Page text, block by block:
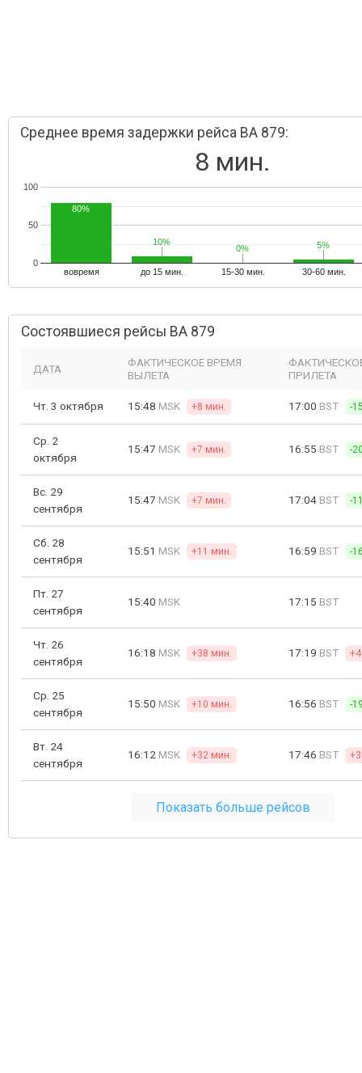
Среднее время задержки рейса BA 879:
8 мин.
вовремя до 15 мин. 15-30 мин. 30-60 мин.
0
50
100
80%
10%
10%
0%
0% 5%
5%
Состоявшиеся рейсы BA 879
ДАТА
ФАКТИЧЕСКОЕ ВРЕМЯ
ВЫЛЕТА
ПРИЛЕТА
Чт. 3 октября 15:48 MSK +8 мин. 17:00 BST -
Ср. 2
октября
15:47 MSK +7 мин. 16:55 BST -
Вс. 29
сентября
15:47 MSK +7 мин. 17:04 BST -
Сб. 28
сентября
15:51 MSK +11 мин. 16:59 BST -
Пт. 27
сентября
15:40 MSK 17:15 BST
Чт. 26
сентября
16:18 MSK +38 мин. 17:19 BST
Ср. 25
сентября
15:50 MSK +10 мин. 16:56 BST -
Вт. 24
сентября
16:12 MSK +32 мин. 17:46 BST
Показать больше рейсов